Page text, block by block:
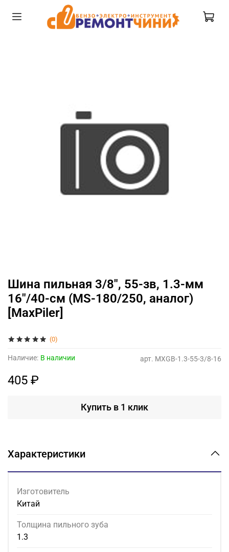
(0)
арт. MXGB-1.3-55-3/8-16
Наличие: В наличии
Шина пильная 3/8", 55-зв, 1.3-мм
16"/40-см (MS-180/250, аналог)
[MaxPiler]
405 ₽
Купить в 1 клик
Характеристики
Изготовитель
Китай
Толщина пильного зуба
1.3